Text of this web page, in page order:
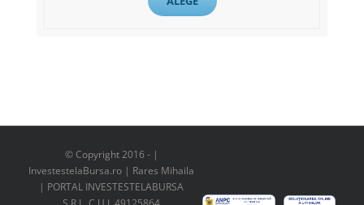
© Copyright 2016 - |
InvestestelaBursa.ro | Rares Mihaila
| PORTAL INVESTESTELABURSA